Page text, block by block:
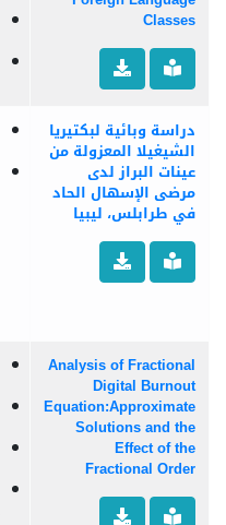
Classes
دراسة وبائية لبكتيريا
الشيغيلا المعزولة من
عينات البراز لدى
مرضى الإسهال الحاد
في طرابلس، ليبيا
Analysis of Fractional
Digital Burnout
Equation:Approximate
Solutions and the
Effect of the
Fractional Order